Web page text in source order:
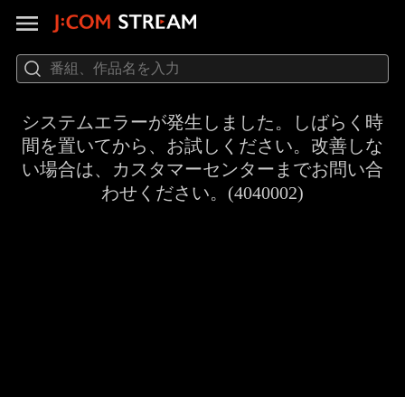
システムエラーが発生しました。しばらく時
間を置いてから、お試しください。改善しな
い場合は、カスタマーセンターまでお問い合
わせください。(4040002)